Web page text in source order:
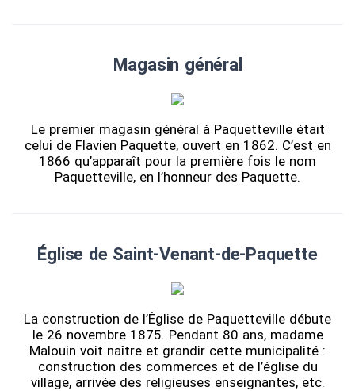
Magasin général
Le premier magasin général à Paquetteville était
celui de Flavien Paquette, ouvert en 1862. C’est en
1866 qu’apparaît pour la première fois le nom
Paquetteville, en l’honneur des Paquette.
Église de Saint-Venant-de-Paquette
La construction de l’Église de Paquetteville débute
le 26 novembre 1875. Pendant 80 ans, madame
Malouin voit naître et grandir cette municipalité :
construction des commerces et de l’église du
village, arrivée des religieuses enseignantes, etc.